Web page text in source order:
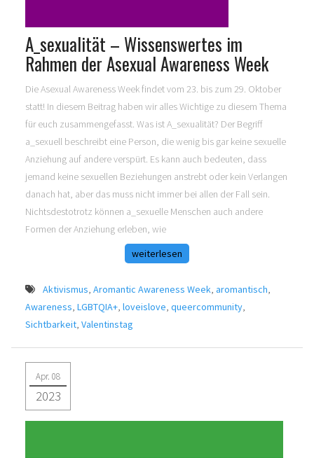
A_sexualität – Wissenswertes im
Rahmen der Asexual Awareness Week
Die Asexual Awareness Week findet vom 23. bis zum 29. Oktober
statt! In diesem Beitrag haben wir alles Wichtige zu diesem Thema
für euch zusammengefasst. Was ist A_sexualität? Der Begriff
a_sexuell beschreibt eine Person, die wenig bis gar keine sexuelle
Anziehung auf andere verspürt. Es kann auch bedeuten, dass
jemand keine sexuellen Beziehungen anstrebt oder kein Verlangen
danach hat, aber das muss nicht immer bei allen der Fall sein.
Nichtsdestotrotz können a_sexuelle Menschen auch andere
Formen der Anziehung erleben, wie
weiterlesen
Aktivismus, Aromantic Awareness Week, aromantisch,
Awareness, LGBTQIA+, loveislove, queercommunity,
Sichtbarkeit, Valentinstag
Apr. 08
2023